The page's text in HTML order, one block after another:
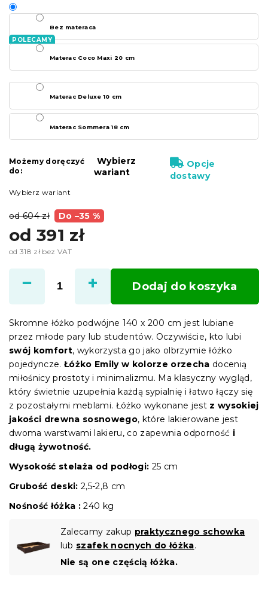
od 604 zł Do –35 %
od 391 zł
od 318 zł bez VAT
jednostkowa:
Wybierz wariant
Bez materaca
Materac Coco Maxi 20 cm
Materac Deluxe 10 cm
Materac Sommera 18 cm
Możemy doręczyć
do:
Wybierz
wariant
Opcje
dostawy
Dodaj do koszyka
Skromne łóżko podwójne 140 x 200 cm jest lubiane
przez młode pary lub studentów. Oczywiście, kto lubi
swój komfort, wykorzysta go jako olbrzymie łóżko
pojedyncze.Łóżko Emily w kolorze orzecha docenią
miłośnicy prostoty i minimalizmu. Ma klasyczny wygląd,
który świetnie uzupełnia każdą sypialnię i łatwo łączy się
z pozostałymi meblami. Łóżko wykonane jest z wysokiej
jakości drewna sosnowego, które lakierowane jest
dwoma warstwami lakieru, co zapewnia odporność i
długą żywotność.
Wysokość stelaża od podłogi: 25 cm
Grubość deski: 2,5-2,8 cm
Nośność łóżka : 240 kg
Zalecamy zakup praktycznego schowka
lub szafek nocnych do łóżka.
Nie są one częścią łóżka.